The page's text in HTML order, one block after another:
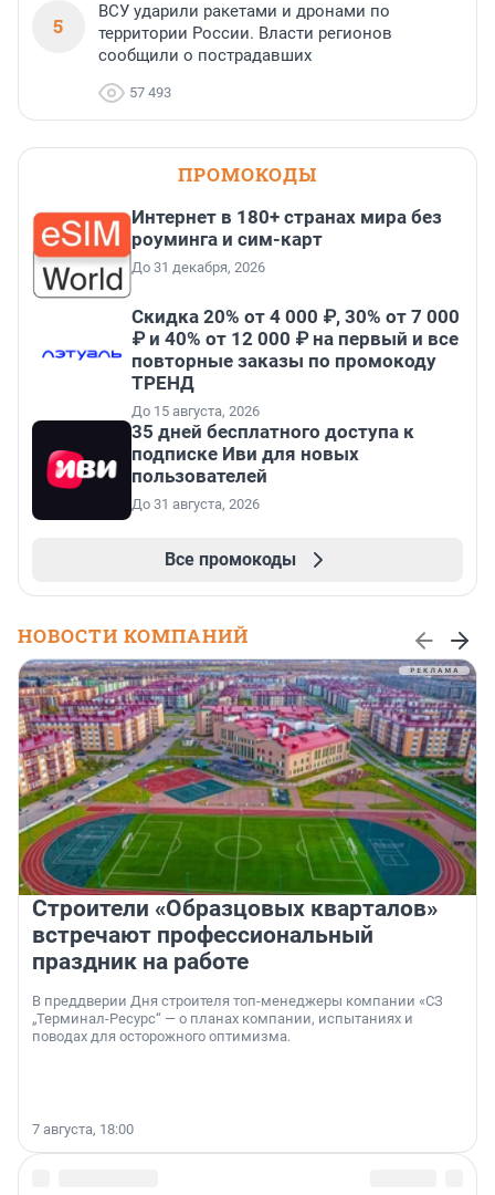
5
ВСУ ударили ракетами и дронами по
территории России. Власти регионов
сообщили о пострадавших
57 493
ПРОМОКОДЫ
Интернет в 180+ странах мира без
роуминга и сим-карт
До 31 декабря, 2026
Скидка 20% от 4 000 ₽, 30% от 7 000
₽ и 40% от 12 000 ₽ на первый и все
повторные заказы по промокоду
ТРЕНД
До 15 августа, 2026
35 дней бесплатного доступа к
подписке Иви для новых
пользователей
До 31 августа, 2026
Все промокоды
НОВОСТИ КОМПАНИЙ
Строители «Образцовых кварталов»
встречают профессиональный
праздник на работе
В преддверии Дня строителя топ-менеджеры компании «СЗ
„Терминал-Ресурс“ — о планах компании, испытаниях и
поводах для осторожного оптимизма.
7 августа, 18:00